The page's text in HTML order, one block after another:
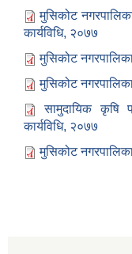
मुसिकोट
कार्यविधि, २०७७
मुसिकोट
मुसिकोट
सामुदायिक कृषि
कार्यविधि, २०७७
मुसिकोट